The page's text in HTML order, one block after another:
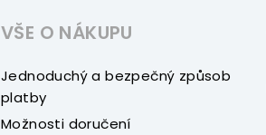
VŠE O NÁKUPU
Jednoduchý a bezpečný způsob
platby
Možnosti doručení